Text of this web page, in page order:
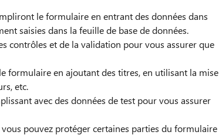
le formulaire en entrant des données dans
saisies dans la feuille de base de données.
contrôles et de la validation pour vous assurer que
formulaire en ajoutant des titres, en utilisant la mise
etc.
avec des données de test pour vous assurer
pouvez protéger certaines parties du formulaire